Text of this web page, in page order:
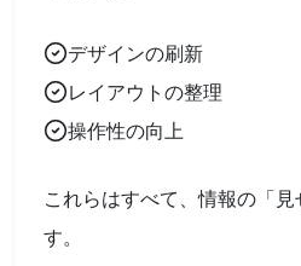
デザインの刷新
レイアウトの整理
操作性の向上
これらはすべて、情報の「
す。